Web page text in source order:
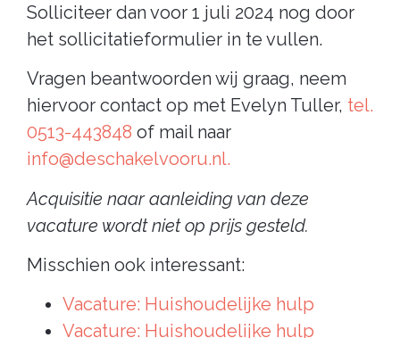
Solliciteer dan voor 1 juli 2024 nog door
het sollicitatieformulier in te vullen.
Vragen beantwoorden wij graag, neem
hiervoor contact op met Evelyn Tuller, tel.
0513-443848 of mail naar
info@deschakelvooru.nl.
Acquisitie naar aanleiding van deze
vacature wordt niet op prijs gesteld.
Misschien ook interessant:
Vacature: Huishoudelijke hulp
Vacature: Huishoudelijke hulp